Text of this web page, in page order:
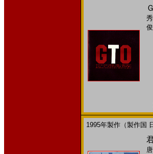
1995年製作（製作国